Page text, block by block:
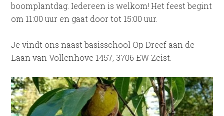
boomplantdag. Iedereen is welkom! Het feest begint
om 11:00 uur en gaat door tot 15:00 uur.
Je vindt ons naast basisschool Op Dreef aan de
Laan van Vollenhove 1457, 3706 EW Zeist.